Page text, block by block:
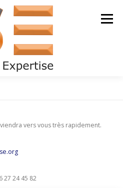
Menu
vers vous très rapidement.
27 24 45 82